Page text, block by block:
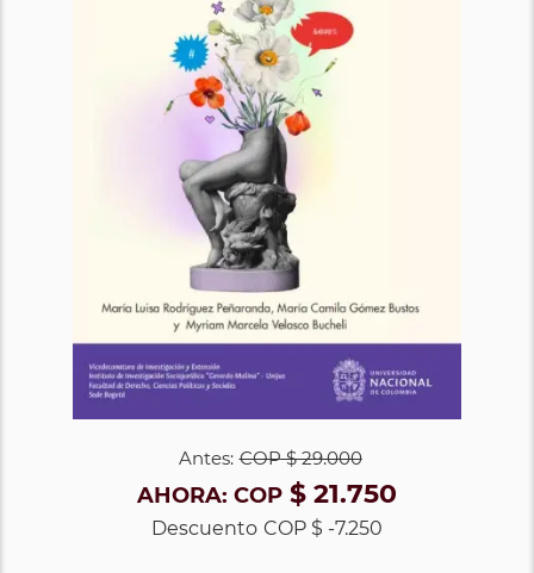
Antes: COP$ 29.000
AHORA: COP $ 21.750
Descuento COP $ -7.250